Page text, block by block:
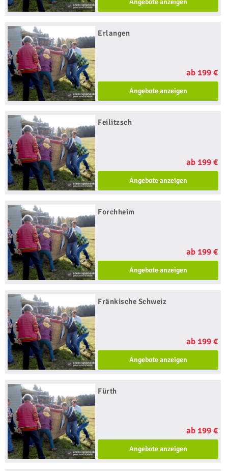
Erlangen
ab 199 €
Angebote anzeigen
Feilitzsch
ab 199 €
Angebote anzeigen
Forchheim
ab 199 €
Angebote anzeigen
Fränkische Schweiz
ab 199 €
Angebote anzeigen
Fürth
ab 199 €
Angebote anzeigen